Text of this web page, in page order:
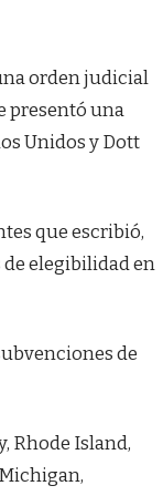
orden judicial
presentó una
Unidos y Dott
que escribió,
elegibilidad en
de
Rhode Island,